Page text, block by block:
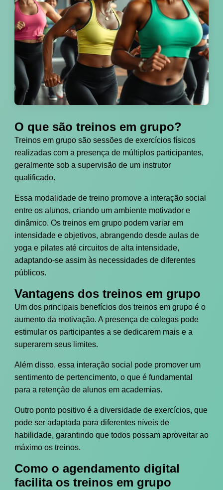
O que são treinos em grupo?
Treinos em grupo são sessões de exercícios físicos
realizadas com a presença de múltiplos participantes,
geralmente sob a supervisão de um instrutor
qualificado.
Essa modalidade de treino promove a interação social
entre os alunos, criando um ambiente motivador e
dinâmico. Os treinos em grupo podem variar em
intensidade e objetivos, abrangendo desde aulas de
yoga e pilates até circuitos de alta intensidade,
adaptando-se assim às necessidades de diferentes
públicos.
Vantagens dos treinos em grupo
Um dos principais benefícios dos treinos em grupo é o
aumento da motivação. A presença de colegas pode
estimular os participantes a se dedicarem mais e a
superarem seus limites.
Além disso, essa interação social pode promover um
sentimento de pertencimento, o que é fundamental
para a retenção de alunos em academias.
Outro ponto positivo é a diversidade de exercícios, que
pode ser adaptada para diferentes níveis de
habilidade, garantindo que todos possam aproveitar ao
máximo os treinos.
Como o agendamento digital
facilita os treinos em grupo